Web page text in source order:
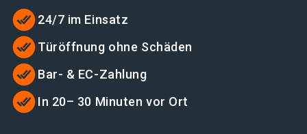
24/7 im Einsatz
Türöffnung ohne Schäden
Bar- & EC-Zahlung
In 20– 30 Minuten vor Ort